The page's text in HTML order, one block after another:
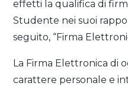
effetti la qualifica di
Studente nei suoi
seguito, “Firma
La Firma Elettronica di
carattere personale e